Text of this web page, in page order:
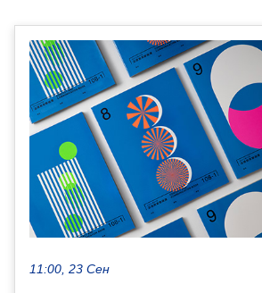
11:00, 23 Сен